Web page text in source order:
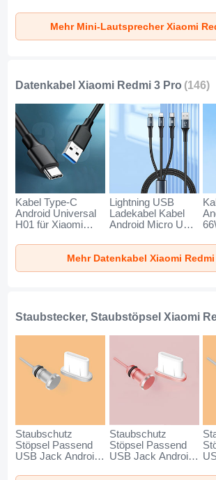
Xiaomi Redmi 3
Pro Gold
Xiaomi Redmi 3
Pro Schwarz
Mehr Mini-Lautsprecher Xiaomi
Datenkabel Xiaomi Redmi 3 Pro (146)
Kabel Type-C
Android Universal
H01 für Xiaomi
Dunkelgrau
Lightning USB
Ladekabel Kabel
Android Micro USB
für Xiaomi Redmi 3
Pro Schwarz
Mehr Datenkabel Xiaomi Redmi
Staubstecker, Staubstöpsel Xiaomi
Staubschutz
Stöpsel Passend
USB Jack Android
Staubschutz
Stöpsel Passend
USB Jack Android